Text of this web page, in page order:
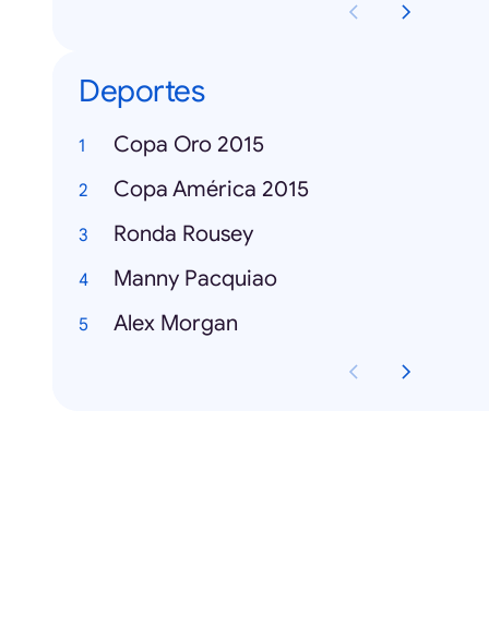
Deportes
Copa Oro 2015
Copa América 2015
Ronda Rousey
Manny Pacquiao
Alex Morgan